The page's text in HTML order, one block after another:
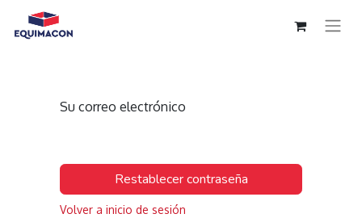
Su correo electrónico
Restablecer contraseña
Volver a inicio de sesión